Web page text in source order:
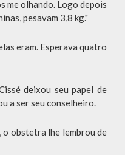
me olhando. Logo depois
pesavam 3,8 kg."
eram. Esperava quatro
deixou seu papel de
a ser seu conselheiro.
o obstetra lhe lembrou de